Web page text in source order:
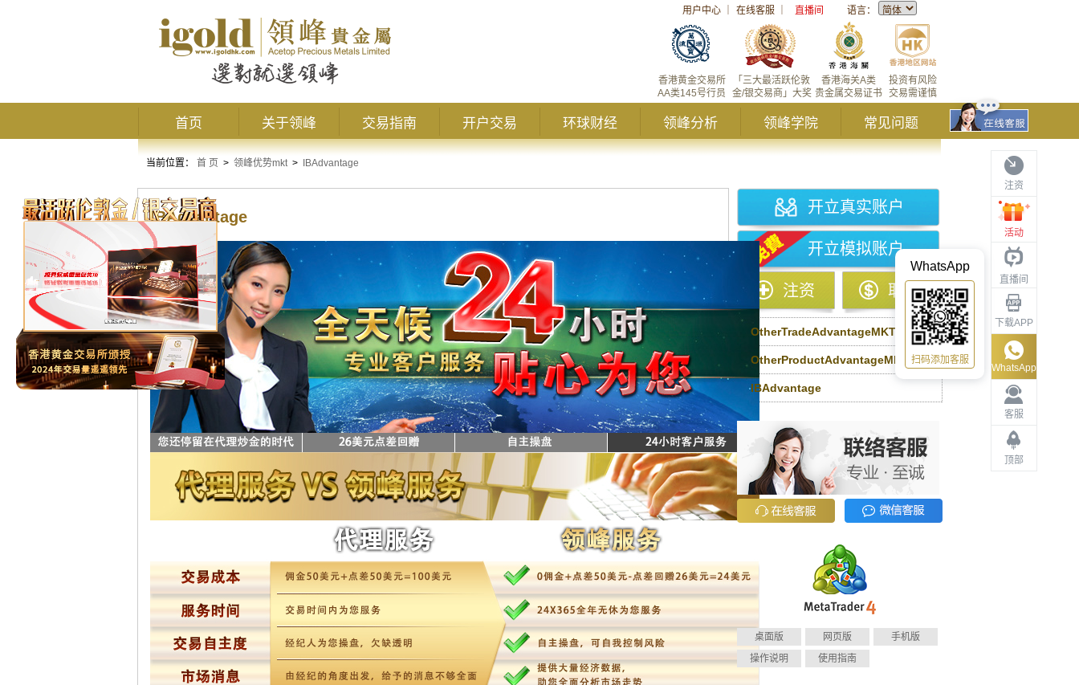
用户中心 在线客服 直播间 语言：
投资有风险
交易需谨慎
香港海关A类
贵金属交易证书
「三大最活跃伦敦
金/银交易商」大奖
香港黄金交易所
AA类145号行员
首页 关于领峰 交易指南 开户交易 环球财经 领峰分析 领峰学院 常见问题
注资
活动
直播间
下载APP
客服
顶部
WhatsApp
WhatsApp
扫码添加客服
当前位置： 首 页 > 领峰优势mkt > IBAdvantage
IBAdvantage
开立真实账户
开立模拟账户
注资 取款
OtherTradeAdvantageMKT
OtherProductAdvantageMKT
IBAdvantage
桌面版 网页版
手机版
操作说明
使用指南